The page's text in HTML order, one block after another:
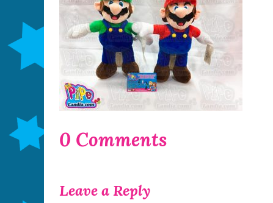
0 Comments
Leave a Reply